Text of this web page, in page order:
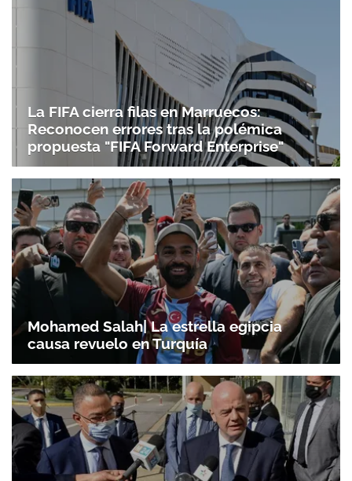
La FIFA cierra filas en Marruecos:
Reconocen errores tras la polémica
propuesta "FIFA Forward Enterprise"
Mohamed Salah| La estrella egipcia
causa revuelo en Turquía